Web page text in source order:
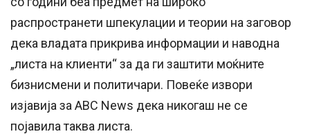
распространети шпекулации и теории на заговор
дека владата прикрива информации и наводна
„листа на клиенти“ за да ги заштити моќните
бизнисмени и политичари. Повеќе извори
изјавија за ABC News дека никогаш не се
појавила таква листа.